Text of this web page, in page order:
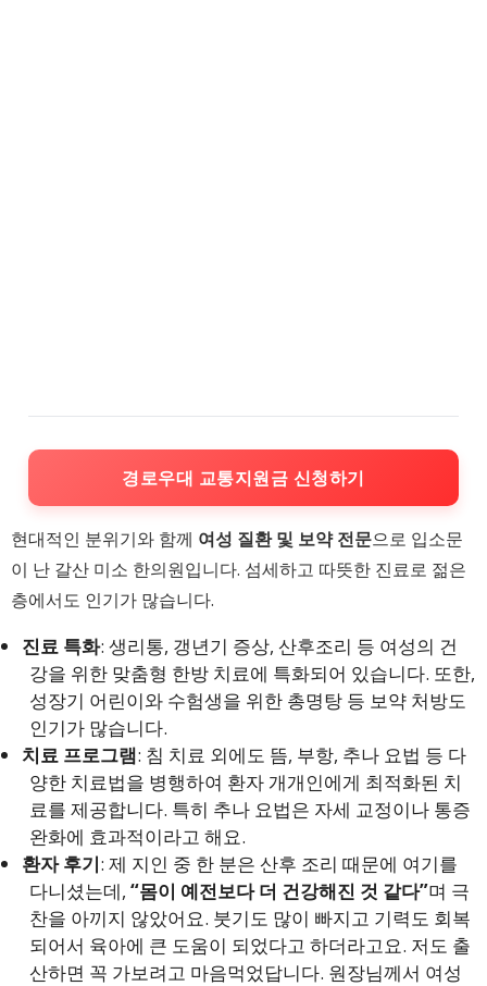
경로우대 교통지원금 신청하기
현대적인 분위기와 함께 여성 질환 및 보약 전문으로 입소문
이 난 갈산 미소 한의원입니다. 섬세하고 따뜻한 진료로 젊은
층에서도 인기가 많습니다.
진료 특화: 생리통, 갱년기 증상, 산후조리 등 여성의 건
강을 위한 맞춤형 한방 치료에 특화되어 있습니다. 또한,
성장기 어린이와 수험생을 위한 총명탕 등 보약 처방도
인기가 많습니다.
치료 프로그램: 침 치료 외에도 뜸, 부항, 추나 요법 등 다
양한 치료법을 병행하여 환자 개개인에게 최적화된 치
료를 제공합니다. 특히 추나 요법은 자세 교정이나 통증
완화에 효과적이라고 해요.
환자 후기: 제 지인 중 한 분은 산후 조리 때문에 여기를
다니셨는데, “몸이 예전보다 더 건강해진 것 같다”며 극
찬을 아끼지 않았어요. 붓기도 많이 빠지고 기력도 회복
되어서 육아에 큰 도움이 되었다고 하더라고요. 저도 출
산하면 꼭 가보려고 마음먹었답니다. 원장님께서 여성